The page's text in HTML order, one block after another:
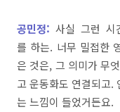
공민정: 사실 그런 시
를 하는. 너무 밀접한
은 것은, 그 의미가 무
고운동화도 연결되고.
는 느낌이 들었거든요.